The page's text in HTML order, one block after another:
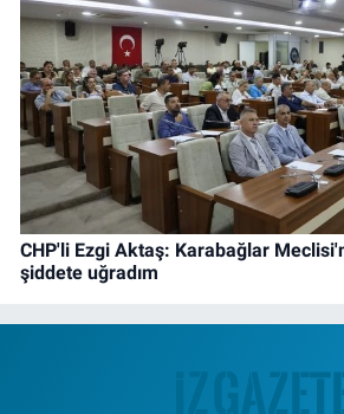
CHP'li Ezgi Aktaş: Karabağlar
şiddete uğradım